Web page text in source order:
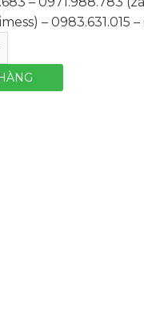
– 0983.631.015
30ml code 46/X-